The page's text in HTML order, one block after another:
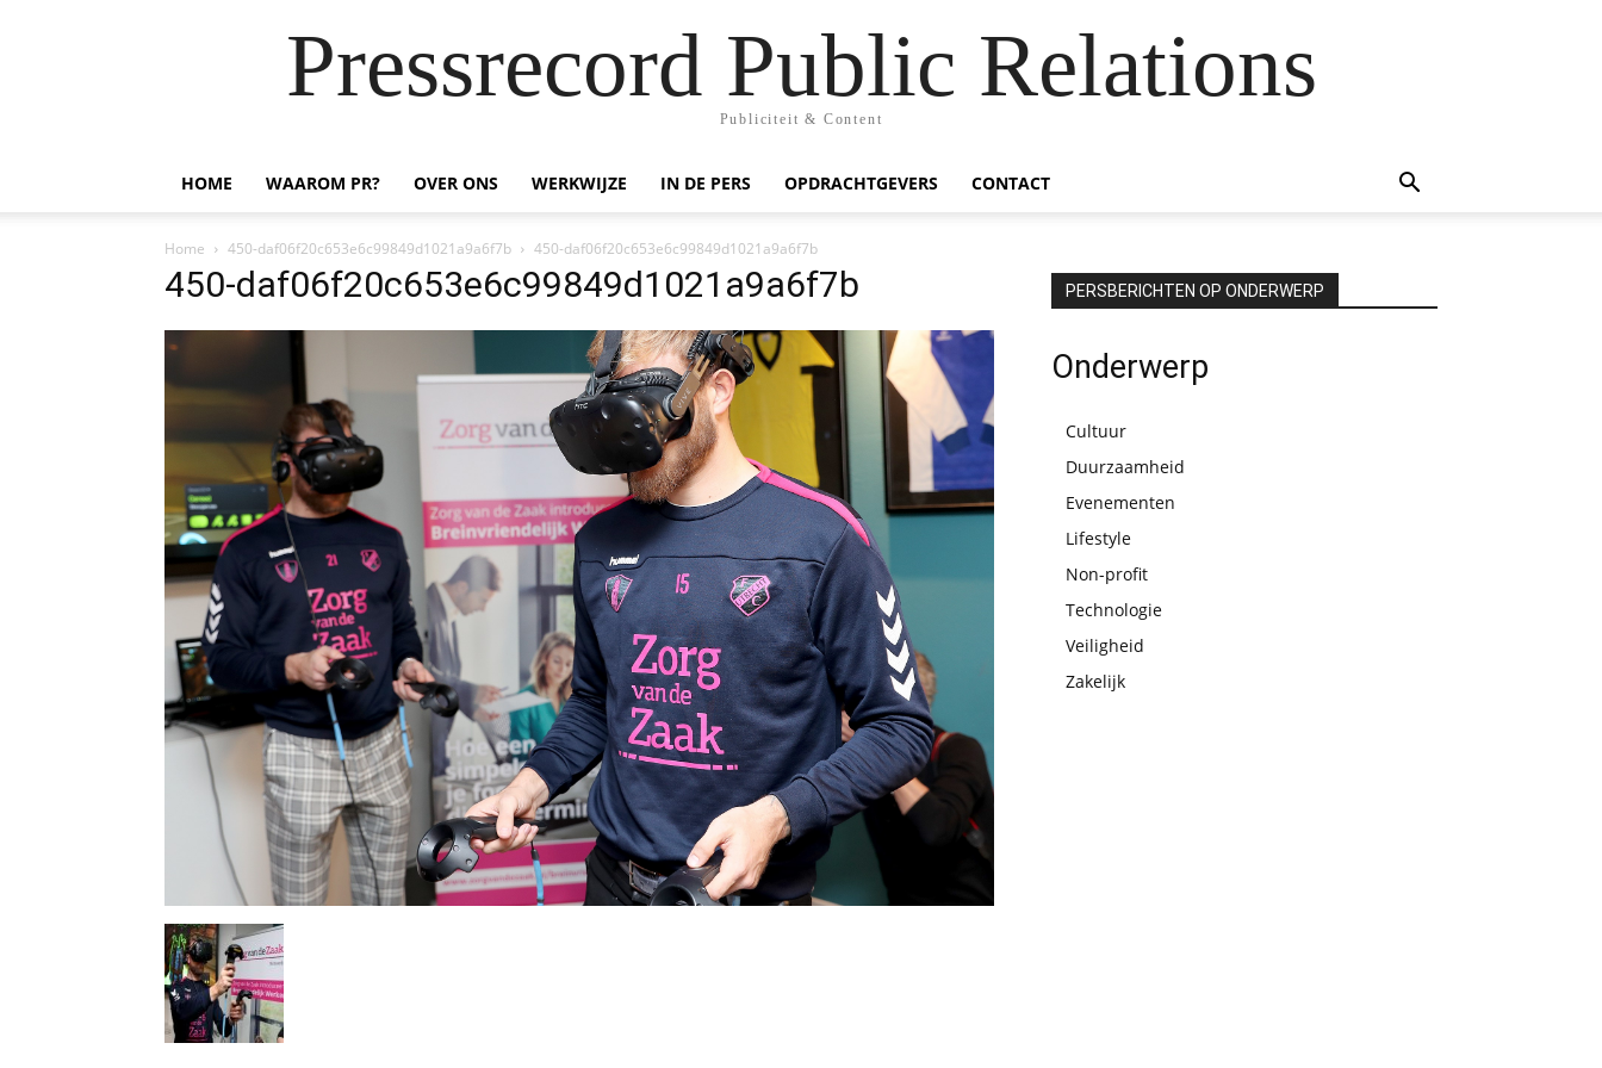
Pressrecord Public Relations
Publiciteit & Content
HOME WAAROM PR? OVER ONS WERKWIJZE IN DE PERS OPDRACHTGEVERS CONTACT
Home 450-daf06f20c653e6c99849d1021a9a6f7b 450-daf06f20c653e6c99849d1021a9a6f7b
450-daf06f20c653e6c99849d1021a9a6f7b PERSBERICHTEN OP ONDERWERP
Onderwerp
Cultuur
Duurzaamheid
Evenementen
Lifestyle
Non-profit
Technologie
Veiligheid
Zakelijk